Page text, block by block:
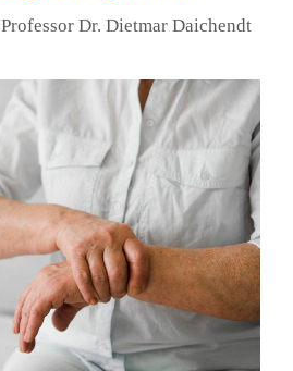
Professor Dr. Dietmar Daichendt